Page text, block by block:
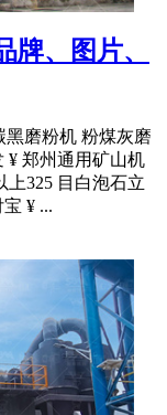
、图片、
磨粉机 粉煤灰磨
¥ 郑州通用矿山机
上325 目白泡石立
¥ ...